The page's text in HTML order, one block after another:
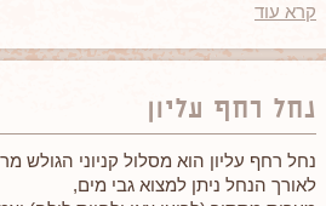
קרא עוד
נחל רחף עליון
נחל רחף עליון הוא מסלול קניוני הגולש
לאורך הנחל ניתן למצוא גבי מים,